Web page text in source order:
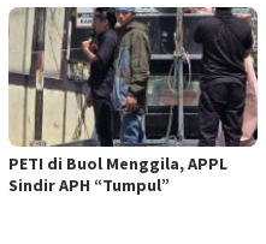
PETI di Buol Menggila, APPL
Sindir APH “Tumpul”